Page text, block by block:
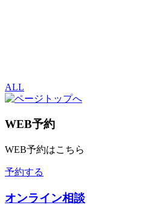
ALL
WEB予約
WEB予約はこちら
予約する
オンライン相談